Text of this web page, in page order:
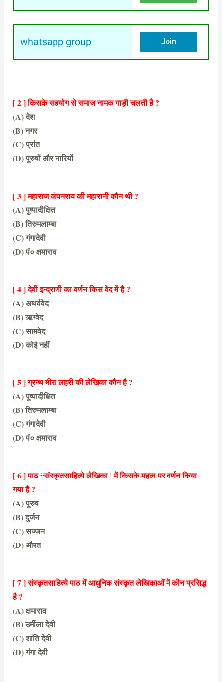
whatsapp group Join
[ 2 ] किसके सहयोग से समाज नामक गाड़ी चलती है ?
(A) देश
(B) नगर
(C) प्रांत
(D) पुरुषों और नारियों
[ 3 ] महाराज कंपनराय की महारानी कौन थी ?
(A) पुष्पादीक्षित
(B) तिरुमलाम्बा
(C) गंगादेवी
(D) पं० क्षमाराव
[ 4 ] देवी इन्द्राणी का वर्णन किस वेद में है ?
(A) अथर्ववेद
(B) ऋग्वेद
(C) सामवेद
(D) कोई नहीं
[ 5 ] ग्रन्थ मीरा लहरी की लेखिका कौन है ?
(A) पुष्पादीक्षित
(B) तिरुमलाम्बा
(C) गंगादेवी
(D) पं० क्षमाराव
[ 6 ] पाठ “संस्कृतसाहित्ये लेखिका ’ में किसके महत्व पर वर्णन किया
गया है ?
(A) पुरुष
(B) दुर्जन
(C) सज्जन
(D) औरत
[ 7 ] संस्कृतसाहित्ये पाठ में आधुनिक संस्कृत लेखिकाओं में कौन प्रसिद्ध
है ?
(A) क्षमाराव
(B) उर्मीला देवी
(C) शांति देवी
(D) गंगा देवी